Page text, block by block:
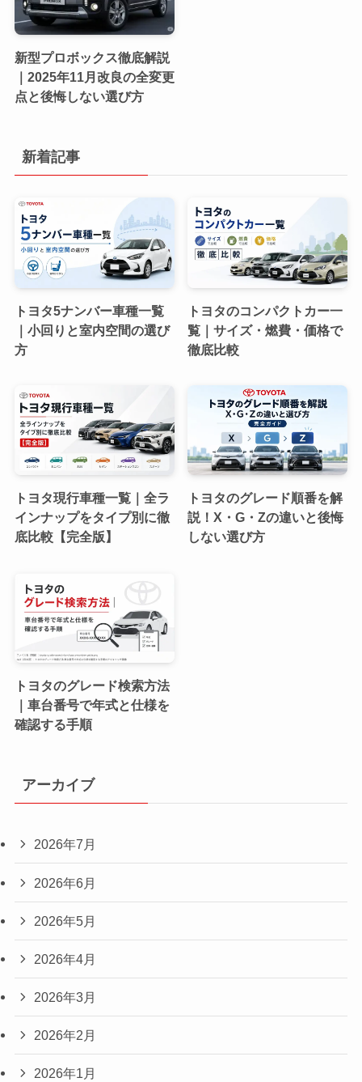
新型プロボックス徹底解説
｜2025年11月改良の全変更
点と後悔しない選び方
新着記事
トヨタ5ナンバー車種一覧
｜小回りと室内空間の選び
方
トヨタのコンパクトカー一
覧｜サイズ・燃費・価格で
徹底比較
トヨタ現行車種一覧｜全ラ
インナップをタイプ別に徹
底比較【完全版】
トヨタのグレード順番を解
説！X・G・Zの違いと後悔
しない選び方
トヨタのグレード検索方法
｜車台番号で年式と仕様を
確認する手順
アーカイブ
2026年7月
2026年6月
2026年5月
2026年4月
2026年3月
2026年2月
2026年1月